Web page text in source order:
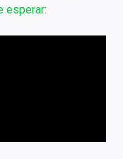
esperar: